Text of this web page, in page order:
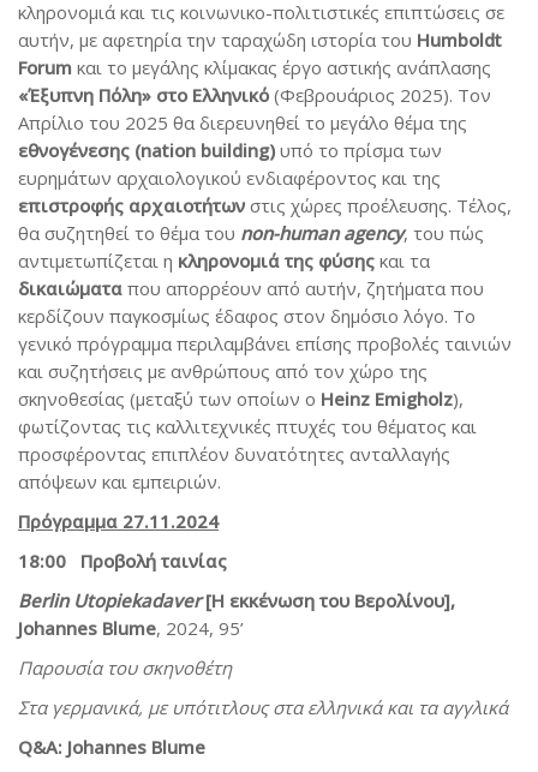
κληρονομιά και τις κοινωνικο-πολιτιστικές επιπτώσεις σε
αυτήν, με αφετηρία την ταραχώδη ιστορία του Humboldt
Forum και το μεγάλης κλίμακας έργο αστικής ανάπλασης
«Έξυπνη Πόλη» στο Ελληνικό (Φεβρουάριος 2025). Τον
Απρίλιο του 2025 θα διερευνηθεί το μεγάλο θέμα της
εθνογένεσης (nation building) υπό το πρίσμα των
ευρημάτων αρχαιολογικού ενδιαφέροντος και της
επιστροφής αρχαιοτήτων στις χώρες προέλευσης. Τέλος,
θα συζητηθεί το θέμα του non-human agency, του πώς
αντιμετωπίζεται η κληρονομιά της φύσης και τα
δικαιώματα που απορρέουν από αυτήν, ζητήματα που
κερδίζουν παγκοσμίως έδαφος στον δημόσιο λόγο. Το
γενικό πρόγραμμα περιλαμβάνει επίσης προβολές ταινιών
και συζητήσεις με ανθρώπους από τον χώρο της
σκηνοθεσίας (μεταξύ των οποίων ο Heinz Emigholz),
φωτίζοντας τις καλλιτεχνικές πτυχές του θέματος και
προσφέροντας επιπλέον δυνατότητες ανταλλαγής
απόψεων και εμπειριών.
Πρόγραμμα 27.11.2024
18:00 Προβολή ταινίας
Berlin Utopiekadaver[Η εκκένωση του Βερολίνου],
Johannes Blume, 2024, 95’
Παρουσία του σκηνοθέτη
Στα γερμανικά, με υπότιτλους στα ελληνικά και τα αγγλικά
Q&A: Johannes Blume